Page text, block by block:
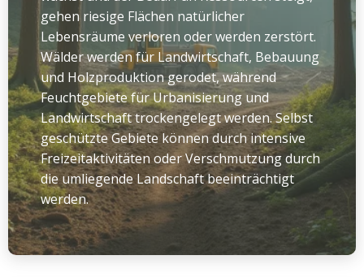
gehen riesige Flächen natürlicher
Lebensräume verloren oder werden zerstört.
Wälder werden für Landwirtschaft, Bebauung
und Holzproduktion gerodet, während
Feuchtgebiete für Urbanisierung und
Landwirtschaft trockengelegt werden. Selbst
geschützte Gebiete können durch intensive
Freizeitaktivitäten oder Verschmutzung durch
die umliegende Landschaft beeinträchtigt
werden.